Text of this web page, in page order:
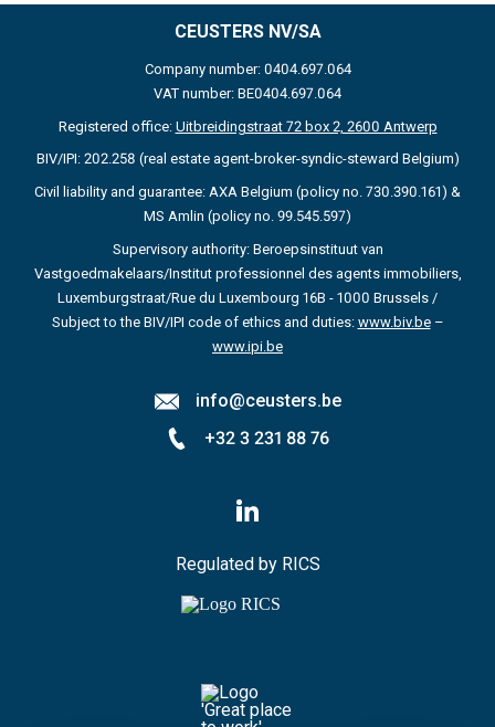
CEUSTERS NV/SA
Company number: 0404.697.064
VAT number: BE0404.697.064
Registered office: Uitbreidingstraat 72 box 2, 2600 Antwerp
BIV/IPI: 202.258 (real estate agent-broker-syndic-steward Belgium)
Civil liability and guarantee: AXA Belgium (policy no. 730.390.161) &
MS Amlin (policy no. 99.545.597)
Supervisory authority: Beroepsinstituut van
Vastgoedmakelaars/Institut professionnel des agents immobiliers,
Luxemburgstraat/Rue du Luxembourg 16B - 1000 Brussels /
Subject to the BIV/IPI code of ethics and duties: www.biv.be–
www.ipi.be
info@ceusters.be
+32 3 231 88 76
Volg
ons
LinkedIn
Regulated by RICS